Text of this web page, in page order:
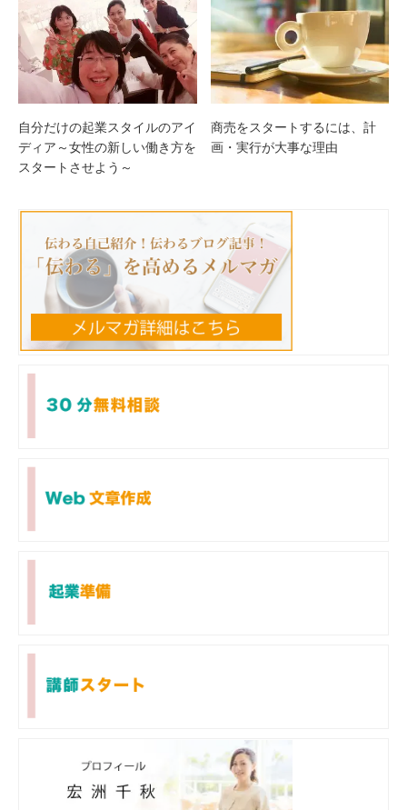
自分だけの起業スタイルのアイ
ディア～女性の新しい働き方を
スタートさせよう～
商売をスタートするには、計
画・実行が大事な理由